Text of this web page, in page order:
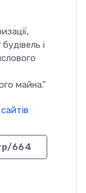
і
майна."
664